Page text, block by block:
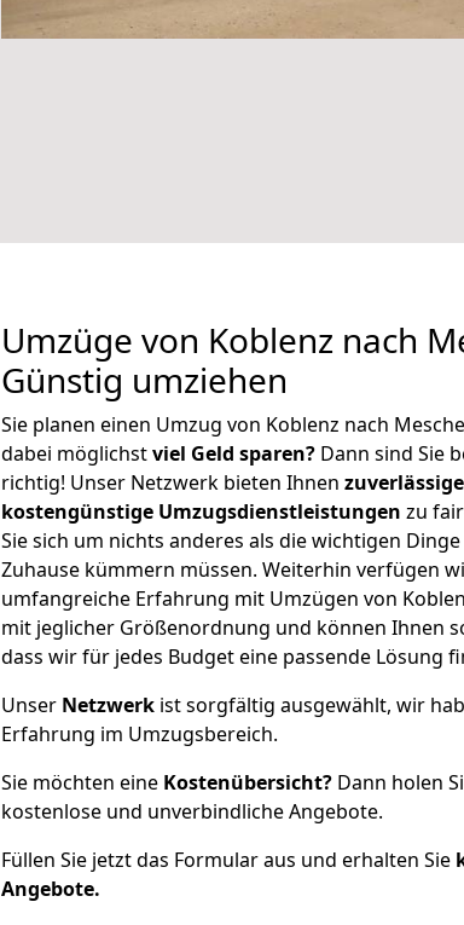
Umzüge von Koblenz nach
Günstig umziehen
Sie planen einen Umzug von Koblenz nach
dabei möglichstviel Geld sparen? Dann sind Sie
richtig! Unser Netzwerk bieten Ihnen zuverlässige
kostengünstige Umzugsdienstleistungen zu
Sie sich um nichts anderes als die wichtigen
Zuhause kümmern müssen. Weiterhin verfügen
umfangreiche Erfahrung mit Umzügen von
mit jeglicher Größenordnung und können Ihnen
dass wir für jedes Budget eine passende Lösung
Unser Netzwerk ist sorgfältig ausgewählt, wir
Erfahrung im Umzugsbereich.
Sie möchten eine Kostenübersicht? Dann holen
kostenlose und unverbindliche Angebote.
Füllen Sie jetzt das Formular aus und erhalten Sie
Angebote.